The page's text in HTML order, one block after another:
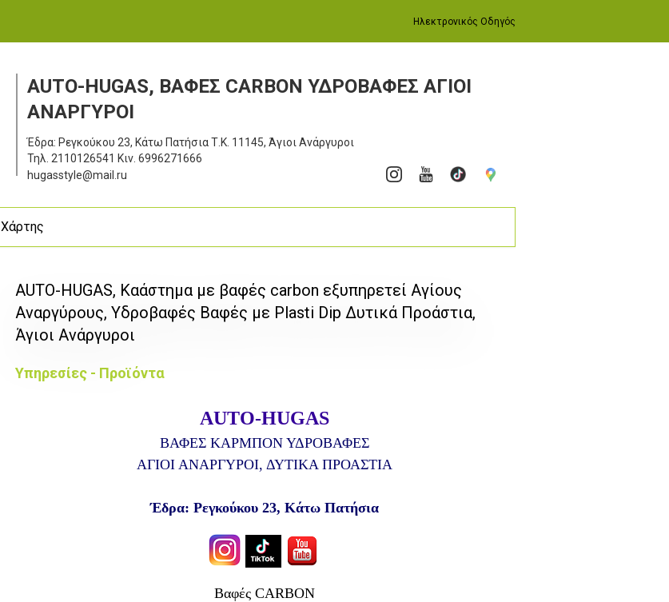
Ηλεκτρονικός Οδηγός
AUTO-HUGAS, ΒΑΦΕΣ CARBON ΥΔΡΟΒΑΦΕΣ ΑΓΙΟΙ
ΑΝΑΡΓΥΡΟΙ
Έδρα: Ρεγκούκου 23, Κάτω ΠατήσιαΤ.Κ. 11145, Άγιοι Ανάργυροι
Τηλ. 2110126541 Κιν. 6996271666
hugasstyle@mail.ru
Χάρτης
AUTO-HUGAS, Καάστημα με βαφές carbon εξυπηρετεί Αγίους
Αναργύρους, Υδροβαφές Βαφές με Plasti Dip Δυτικά Προάστια,
Άγιοι Ανάργυροι
Υπηρεσίες - Προϊόντα
AUTO-HUGAS
ΒΑΦΕΣ ΚΑΡΜΠΟΝ ΥΔΡΟΒΑΦΕΣ
ΑΓΙΟΙ ΑΝΑΡΓΥΡΟΙ, ΔΥΤΙΚΑ ΠΡΟΑΣΤΙΑ
Έδρα: Ρεγκούκου 23, Κάτω Πατήσια
Βαφές CARBON